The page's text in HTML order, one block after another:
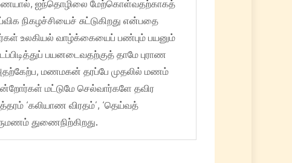
ஐந்தொழிலை மேற்கொள்வதற்காகத்
நிகழச்சியைச் சுட்டுகிறது என்பதை
உலகியல் வாழ்க்கையைப் பண்பும் பயனும்
பயனடைவதற்குத் தாமே புராண
அதற்கேற்ப, மணமகன் தரப்பே முதலில் மணம்
மட்டுமே செல்வார்களே தவிர
‘கலியாண விரதம்’, ‘தெய்வத்
துணைநிற்கிறது.